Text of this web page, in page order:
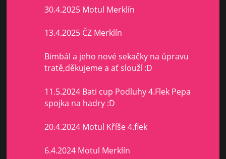
30.4.2025 Motul Merklín
13.4.2025 ČZ Merklín
Bimbál a jeho nové sekačky na ůpravu
tratě,děkujeme a ať slouží :D
11.5.2024 Bati cup Podluhy 4.Flek Pepa
spojka na hadry :D
20.4.2024 Motul Kříše 4.flek
6.4.2024 Motul Merklín